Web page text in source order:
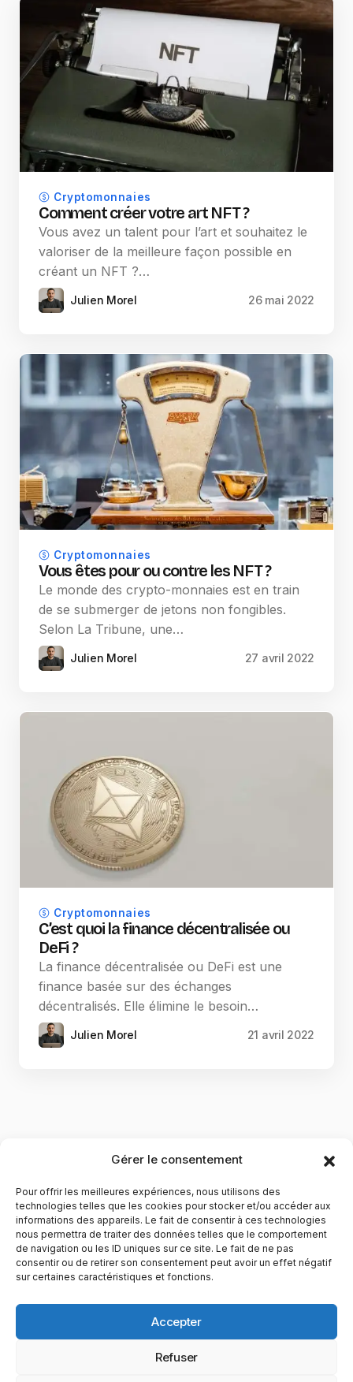
Gérer le consentement
Pour offrir les meilleures expériences, nous utilisons des
technologies telles que les cookies pour stocker et/ou accéder aux
informations des appareils. Le fait de consentir à ces technologies
nous permettra de traiter des données telles que le comportement
de navigation ou les ID uniques sur ce site. Le fait de ne pas
consentir ou de retirer son consentement peut avoir un effet négatif
sur certaines caractéristiques et fonctions.
Accepter
Refuser
Cryptomonnaies
Comment créer votre art NFT ?
Vous avez un talent pour l’art et souhaitez le
valoriser de la meilleure façon possible en
créant un NFT ?…
Julien Morel 26 mai 2022
Cryptomonnaies
Vous êtes pour ou contre les NFT ?
Le monde des crypto-monnaies est en train
de se submerger de jetons non fongibles.
Selon La Tribune, une…
Julien Morel 27 avril 2022
Cryptomonnaies
C’est quoi la finance décentralisée ou
DeFi ?
La finance décentralisée ou DeFi est une
finance basée sur des échanges
décentralisés. Elle élimine le besoin…
Julien Morel 21 avril 2022
YubiGeek est un média français dédié aux nouvelles
technologies, à la culture geek et au numérique. Fondé par
du web, du gaming et de la science, avec une approche